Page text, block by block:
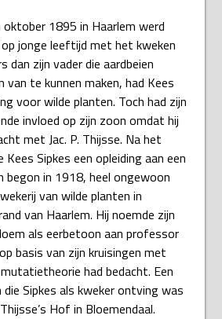
oktober 1895 in Haarlem werd
jonge leeftijd met het kweken
dan zijn vader die aardbeien
van te kunnen maken, had Kees
voor wilde planten. Toch had zijn
invloed op zijn zoon omdat hij
met Jac. P. Thijsse. Na het
Sipkes een opleiding aan een
begon in 1918, heel ongewoon
van wilde planten in
van Haarlem. Hij noemde zijn
als eerbetoon aan professor
basis van zijn kruisingen met
had bedacht. Een
Sipkes als kweker ontving was
Hof in Bloemendaal.